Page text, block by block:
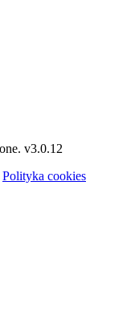
v3.0.12
Polityka cookies